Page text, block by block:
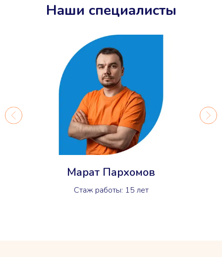
Наши специалисты
Марат Пархомов
Стаж работы: 15 лет